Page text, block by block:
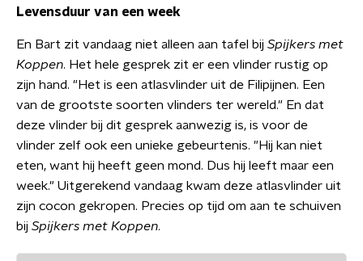
Levensduur van een week
En Bart zit vandaag niet alleen aan tafel bij Spijkers met
Koppen. Het hele gesprek zit er een vlinder rustig op
zijn hand. "Het is een atlasvlinder uit de Filipijnen. Een
van de grootste soorten vlinders ter wereld." En dat
deze vlinder bij dit gesprek aanwezig is, is voor de
vlinder zelf ook een unieke gebeurtenis. "Hij kan niet
eten, want hij heeft geen mond. Dus hij leeft maar een
week." Uitgerekend vandaag kwam deze atlasvlinder uit
zijn cocon gekropen. Precies op tijd om aan te schuiven
bij Spijkers met Koppen.